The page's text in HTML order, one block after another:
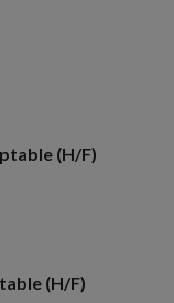
(H/F)
(H/F)